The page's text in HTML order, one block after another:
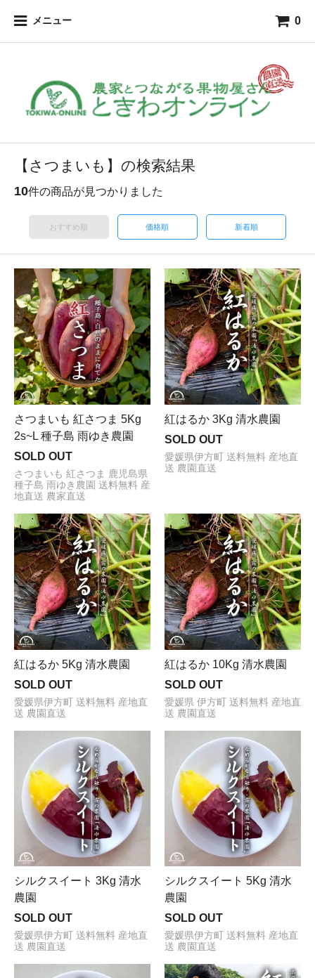
メニュー 0
【さつまいも】の検索結果
10件の商品が見つかりました
おすすめ順 価格順 新着順
さつまいも 紅さつま 5Kg
2s~L 種子島 雨ゆき農園
SOLD OUT
さつまいも 紅さつま 鹿児島県
種子島 雨ゆき農園 送料無料 産
地直送 農家直送
紅はるか 3Kg 清水農園
SOLD OUT
愛媛県伊方町 送料無料 産地直
送 農園直送
紅はるか 5Kg 清水農園
SOLD OUT
愛媛県伊方町 送料無料 産地直
送 農園直送
紅はるか 10Kg 清水農園
SOLD OUT
愛媛県 伊方町 送料無料 産地直
送 農園直送
シルクスイート 3Kg 清水
農園
SOLD OUT
愛媛県伊方町 送料無料 産地直
送 農園直送
シルクスイート 5Kg 清水
農園
SOLD OUT
愛媛県伊方町 送料無料 産地直
送 農園直送